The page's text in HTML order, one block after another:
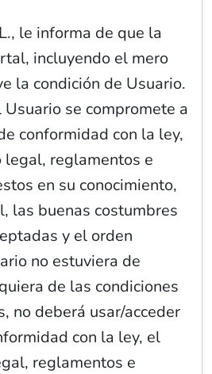
le informa de que la
incluyendo el mero
la condición de Usuario.
se compromete a
conformidad con la ley,
legal, reglamentos e
en su conocimiento,
las buenas costumbres
y el orden
no estuviera de
de las condiciones
no deberá usar/acceder
con la ley, el
reglamentos e